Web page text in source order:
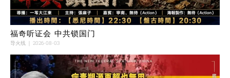
福奇听证会 中共锁国门
导火线 2026-08-03